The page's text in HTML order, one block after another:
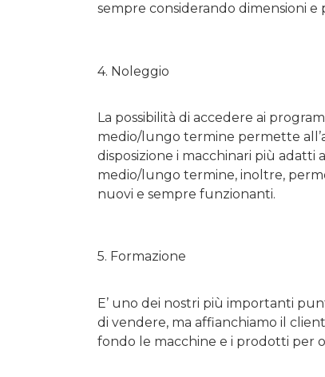
sempre considerando dimensioni e
4. Noleggio
La possibilità di accedere ai
medio/lungo termine permette
disposizione i macchinari più adatti
medio/lungo termine, inoltre,
nuovi e sempre funzionanti.
5. Formazione
E’ uno dei nostri più importanti
di vendere, ma affianchiamo il
fondo le macchine e i prodotti per